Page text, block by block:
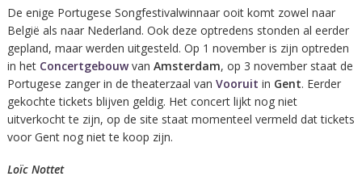
De enige Portugese Songfestivalwinnaar ooit komt zowel naar
België als naar Nederland. Ook deze optredens stonden al eerder
gepland, maar werden uitgesteld. Op 1 november is zijn optreden
in het Concertgebouwvan Amsterdam, op 3 november staat de
Portugese zanger in de theaterzaal van Vooruit in Gent. Eerder
gekochte tickets blijven geldig. Het concert lijkt nog niet
uitverkocht te zijn, op de site staat momenteel vermeld dat tickets
voor Gent nog niet te koop zijn.
Loïc Nottet